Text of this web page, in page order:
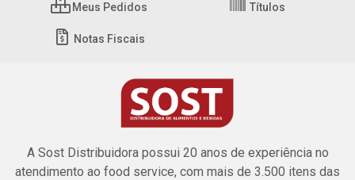
Meus Pedidos Títulos
Notas Fiscais
A Sost Distribuidora possui 20 anos de experiência no
atendimento ao food service, com mais de 3.500 itens das